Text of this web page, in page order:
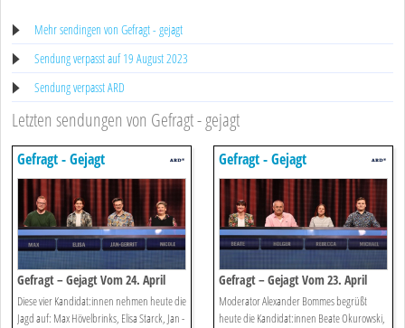
Mehr sendingen von Gefragt - gejagt
Sendung verpasst auf 19 August 2023
Sendung verpasst ARD
Letzten sendungen von Gefragt - gejagt
Gefragt - Gejagt
Gefragt – Gejagt Vom 24. April
2025
Diese vier Kandidat:innen nehmen heute die
Jagd auf: Max Hövelbrinks, Elisa Starck, Jan -
Gefragt - Gejagt
Gefragt – Gejagt Vom 23. April
2025
Moderator Alexander Bommes begrüßt
heute die Kandidat:innen Beate Okurowski,